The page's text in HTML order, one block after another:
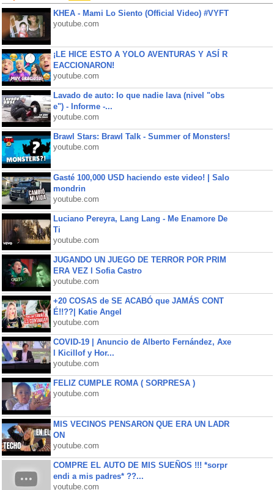
KHEA - Mami Lo Siento (Official Video) #VYFT
youtube.com
¡LE HICE ESTO A YOLO AVENTURAS Y ASÍ R
EACCIONARON!
youtube.com
Lavado de auto: lo que nadie lava (nivel "obs
e") - Informe -...
youtube.com
Brawl Stars: Brawl Talk - Summer of Monsters!
youtube.com
Gasté 100,000 USD haciendo este video! | Salo
mondrin
youtube.com
Luciano Pereyra, Lang Lang - Me Enamore De
Ti
youtube.com
JUGANDO UN JUEGO DE TERROR POR PRIM
ERA VEZ l Sofia Castro
youtube.com
+20 COSAS de SE ACABÓ que JAMÁS CONT
É!!??| Katie Angel
youtube.com
COVID-19 | Anuncio de Alberto Fernández, Axe
l Kicillof y Hor...
youtube.com
FELIZ CUMPLE ROMA ( SORPRESA )
youtube.com
MIS VECINOS PENSARON QUE ERA UN LADR
ON
youtube.com
COMPRE EL AUTO DE MIS SUEÑOS !!! *sorpr
endi a mis padres* ??...
youtube.com